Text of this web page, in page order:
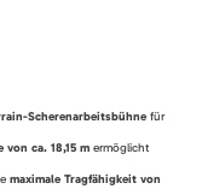
Scherenarbeitsbühne für
ca. 18,15 m ermöglicht
maximale Tragfähigkeit von